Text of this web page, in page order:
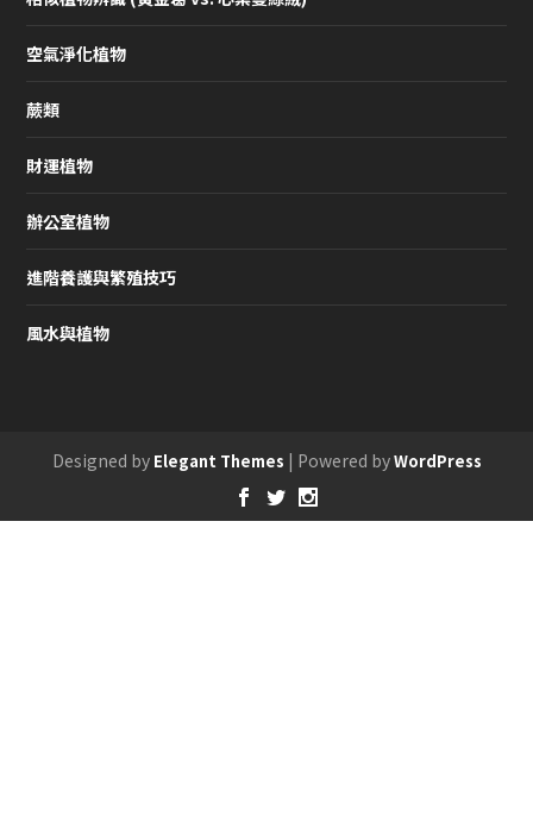
空氣淨化植物
蕨類
財運植物
辦公室植物
進階養護與繁殖技巧
風水與植物
Designed by Elegant Themes | Powered byWordPress